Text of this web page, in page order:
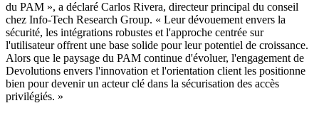
du PAM », a déclaré Carlos Rivera, directeur principal du conseil
chez Info-Tech Research Group. « Leur dévouement envers la
sécurité, les intégrations robustes et l'approche centrée sur
l'utilisateur offrent une base solide pour leur potentiel de croissance.
Alors que le paysage du PAM continue d'évoluer, l'engagement de
Devolutions envers l'innovation et l'orientation client les positionne
bien pour devenir un acteur clé dans la sécurisation des accès
privilégiés. »